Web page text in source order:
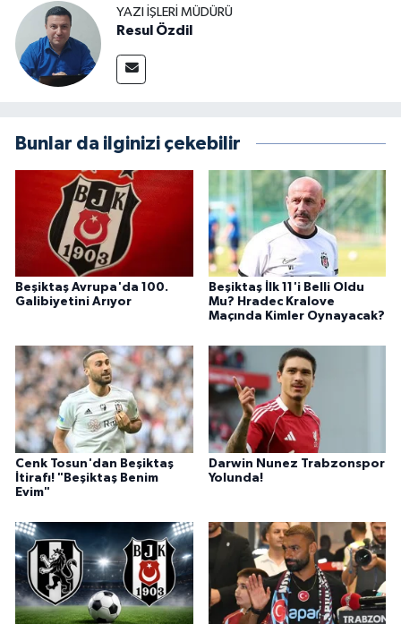
YAZI İŞLERI MÜDÜRÜ
Resul Özdil
Bunlar da ilginizi çekebilir
Beşiktaş Avrupa'da 100.
Galibiyetini Arıyor
Beşiktaş İlk 11'i Belli Oldu
Mu? Hradec Kralove
Maçında Kimler Oynayacak?
Cenk Tosun'dan Beşiktaş
İtirafı! "Beşiktaş Benim
Evim"
Darwin Nunez Trabzonspor
Yolunda!